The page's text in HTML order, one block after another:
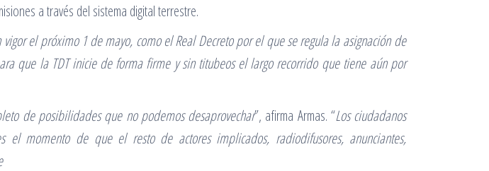
a través del sistema digital terrestre.
el próximo 1 de mayo, como el Real Decreto por el que se regula la asignación de
que la TDT inicie de forma firme y sin titubeos el largo recorrido que tiene aún por
de posibilidades que no podemos desaprovechar”, afirma Armas. “Los ciudadanos
momento de que el resto de actores implicados, radiodifusores, anunciantes,